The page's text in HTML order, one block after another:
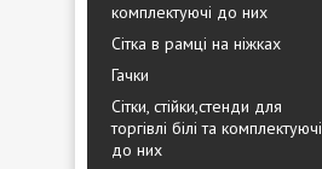
комплектуючі до них
Сітка в рамці на ніжках
Гачки
Сітки, стійки,стенди для
торгівлі білі та комплектуючі
до них